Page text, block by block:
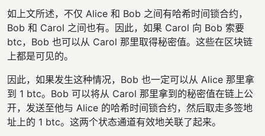
如上文所述，不仅 Alice 和 Bob 之间有哈希时间锁合约，
Bob 和 Carol 之间也有。因此，如果 Carol 向 Bob 索要
btc，Bob 也可以从 Carol 那里取得秘密值。这些在区块链
上都是可见的。
因此，如果发生这种情况，Bob 也一定可以从 Alice 那里拿
到 1 btc。Bob 可以将从 Carol 那里拿到的秘密值在链上公
开，发送至他与 Alice 的哈希时间锁合约，然后取走多签地
址上的 1 btc。这两个状态通道有效地关联了起来。